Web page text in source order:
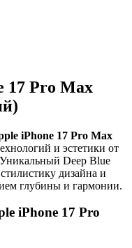
17 Pro Max
iPhone 17 Pro Max
и эстетики от
Deep Blue
дизайна и
глубины и гармонии.
iPhone 17 Pro